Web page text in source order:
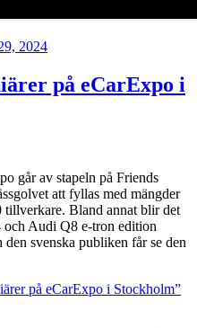
2024
på eCarExpo i
går av stapeln på Friends
att fyllas med mängder
tillverkare. Bland annat blir det
och Audi Q8 e-tron edition
svenska publiken får se den
på eCarExpo i Stockholm”